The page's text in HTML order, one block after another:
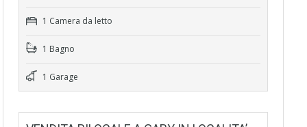
1 Camera da letto
1 Bagno
1 Garage